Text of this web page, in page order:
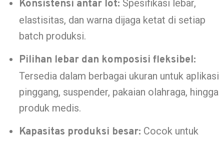
Konsistensi antar lot: Spesifikasi lebar,
elastisitas, dan warna dijaga ketat di setiap
batch produksi.
Pilihan lebar dan komposisi fleksibel:
Tersedia dalam berbagai ukuran untuk aplikasi
pinggang, suspender, pakaian olahraga, hingga
produk medis.
Kapasitas produksi besar: Cocok untuk